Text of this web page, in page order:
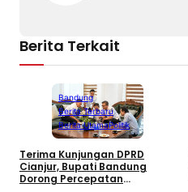
Berita Terkait
Bandung
Berita Terbaru
Berita UtamaPolitik
Terima Kunjungan DPRD
Cianjur, Bupati Bandung
Dorong Percepatan